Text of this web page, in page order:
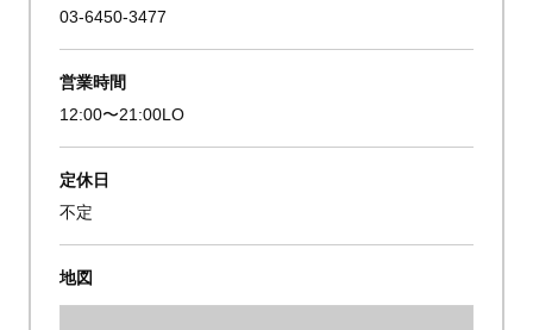
03-6450-3477
営業時間
12:00〜21:00LO
定休日
不定
地図